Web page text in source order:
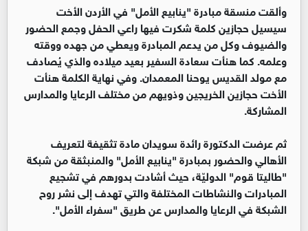
وألقت منسقة مبادرة "ينابيع الأمل" في الأردن الأخت
سيسيل حجازين كلمة شكرت فيها راعي الحفل وجمع الحضور
والضيوف وكل من يدعم المبادرة ويعطي من جهده ووقته
وعلمه. كما هنأت سعادة السفير بعيد ميلاده والذي يُصادف
مع مولد القديس يوحنا المعمدان. وفي نهاية الكلمة هنأت
الأخت حجازين الخريجين وذويهم من مختلف الرعايا والمدارس
المشاركة.
ثم عرضت الدكتورة رائدة سويدان مادة تثقيفة لتعريف
الأهالي والحضور بمبادرة "ينابيع الأمل" والمنبثقة من شبكة
"طاليتا قوم" الدوليّة، حيث أشادت بدورهم في تشجيع
المبادرات والنشاطات المختلفة والتي تهدف إلى نشر روح
الشبكة في الرعايا والمدارس عن طريق "سفراء الأمل".